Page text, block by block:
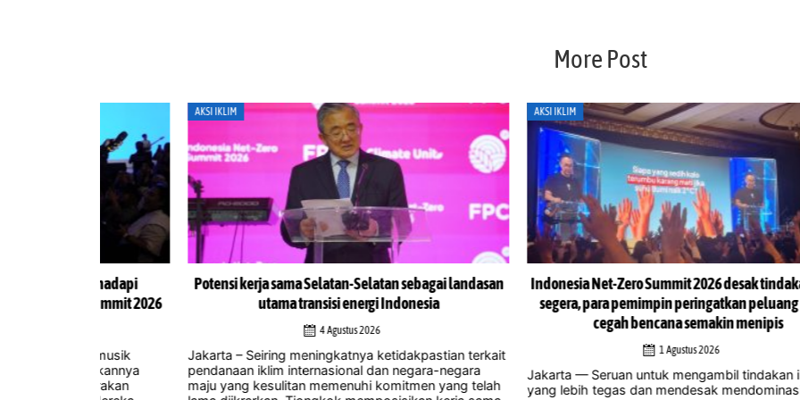
More Post
Potensi kerja sama Selatan-Selatan sebagai landasan
utama transisi energi Indonesia
Jakarta – Seiring meningkatnya ketidakpastian terkait
pendanaan iklim internasional dan negara-negara
maju yang kesulitan memenuhi komitmen yang telah
AKSI IKLIM
Indonesia Net-Zero Summit 2026 desak tindakan iklim
segera, para pemimpin peringatkan peluang untuk
cegah bencana semakin menipis
Jakarta — Seruan untuk mengambil tindakan iklim
yang lebih tegas dan mendesak mendominasi
di